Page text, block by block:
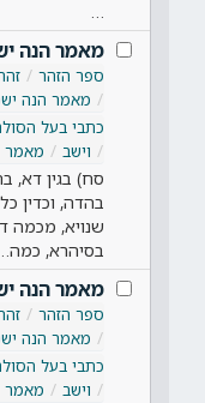
מאמר הנה
ספר הזהר
מאמר הנה
כתבי בעל
וישב
מאמר
סח) בגין דא,
בהדה, וכדין
שנויא, מכמה
בסיהרא, כמה…
מאמר הנה
ספר הזהר
מאמר הנה
כתבי בעל
וישב
מאמר